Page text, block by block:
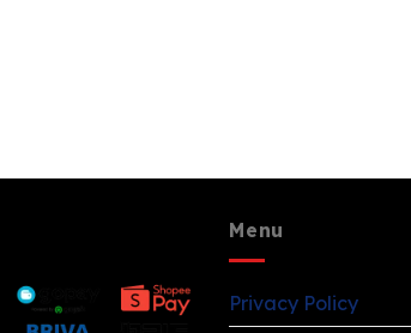
Menu
Privacy Policy